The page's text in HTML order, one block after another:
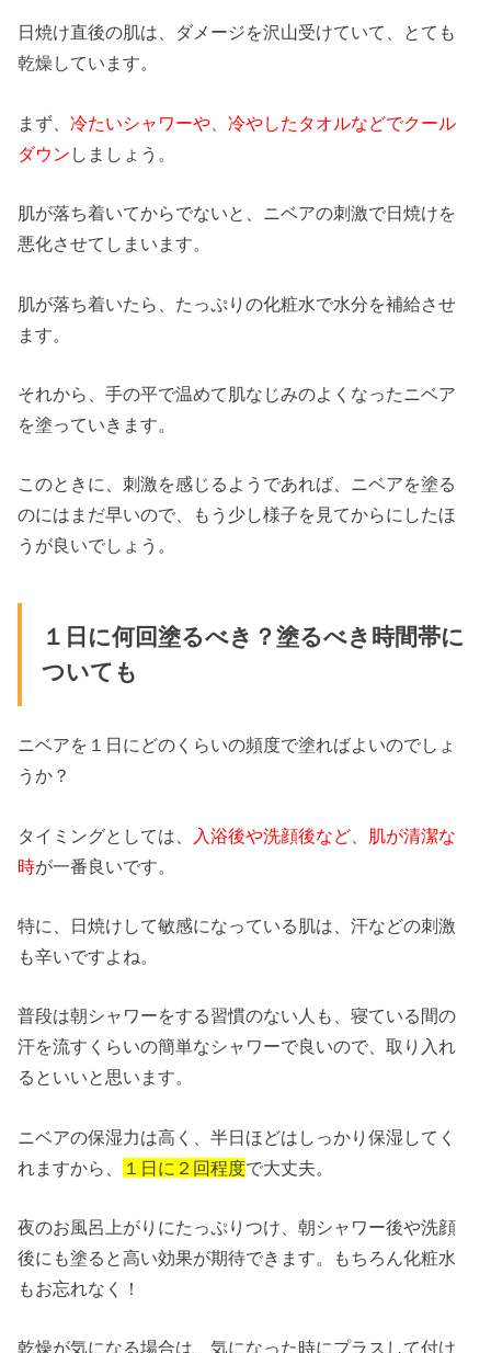
日焼け直後の肌は、ダメージを沢山受けていて、とても
乾燥しています。
まず、冷たいシャワーや、冷やしたタオルなどでクール
ダウン しましょう。
肌が落ち着いてからでないと、ニベアの刺激で日焼けを
悪化させてしまいます。
肌が落ち着いたら、たっぷりの化粧水で水分を補給させ
ます。
それから、手の平で温めて肌なじみのよくなったニベア
を塗っていきます。
このときに、刺激を感じるようであれば、ニベアを塗る
のにはまだ早いので、もう少し様子を見てからにしたほ
うが良いでしょう。
１日に何回塗るべき？塗るべき時間帯に
ついても
ニベアを１日にどのくらいの頻度で塗ればよいのでしょ
うか？
タイミングとしては、
入浴後や洗顔後など、肌が清潔な
時が一番良いです。
特に、日焼けして敏感になっている肌は、汗などの刺激
も辛いですよね。
普段は朝シャワーをする習慣のない人も、寝ている間の
汗を流すくらいの簡単なシャワーで良いので、取り入れ
るといいと思います。
ニベアの保湿力は高く、半日ほどはしっかり保湿してく
れますから、
１日に２回程度で大丈夫。
夜のお風呂上がりにたっぷりつけ、朝シャワー後や洗顔
後にも塗ると高い効果が期待できます。もちろん化粧水
もお忘れなく！
乾燥が気になる場合は、気になった時にプラスして付け